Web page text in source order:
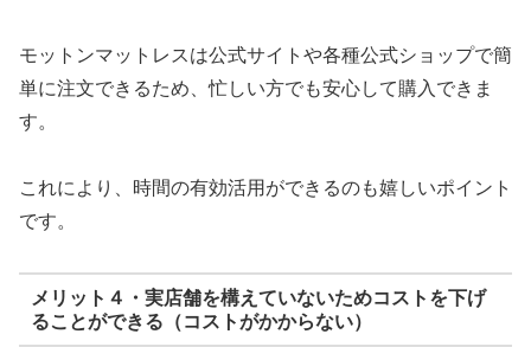
モットンマットレスは公式サイトや各種公式ショップで簡
単に注文できるため、忙しい方でも安心して購入できま
す。
これにより、時間の有効活用ができるのも嬉しいポイント
です。
メリット４・実店舗を構えていないためコストを下げ
ることができる（コストがかからない）